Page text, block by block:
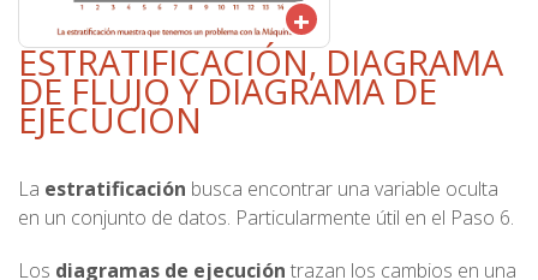
+
ESTRATIFICACIÓN, DIAGRAMA
DE FLUJO Y DIAGRAMA DE
EJECUCIÓN
La estratificación busca encontrar una variable oculta
en un conjunto de datos. Particularmente útil en el Paso 6.
Los diagramas de ejecución trazan los cambios en una